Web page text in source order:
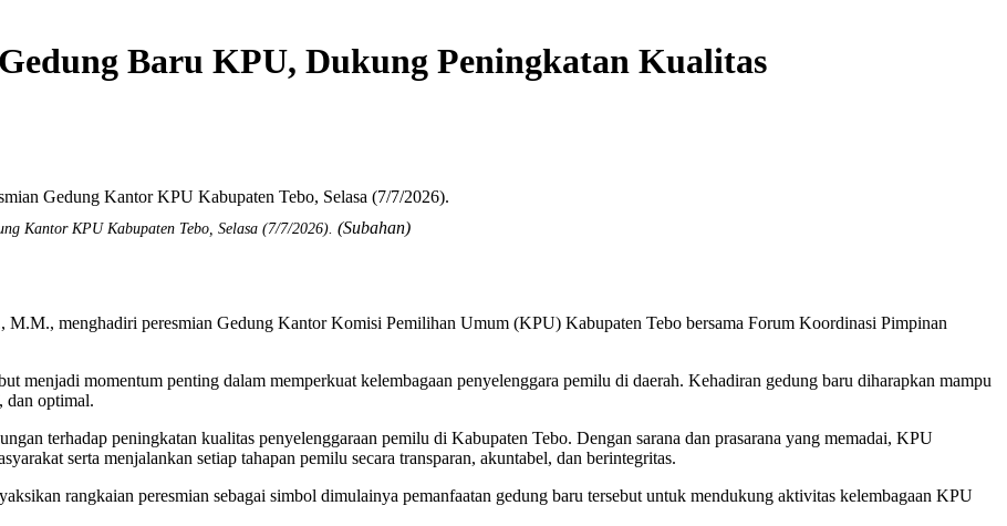
Baru KPU, Dukung Peningkatan Kualitas
Kantor KPU Kabupaten Tebo, Selasa (7/7/2026). (Subahan)
menghadiri peresmian Gedung Kantor Komisi Pemilihan Umum (KPU) Kabupaten Tebo bersama Forum Koordinasi Pimpinan
menjadi momentum penting dalam memperkuat kelembagaan penyelenggara pemilu di daerah. Kehadiran gedung baru diharapkan mampu
dan optimal.
terhadap peningkatan kualitas penyelenggaraan pemilu di Kabupaten Tebo. Dengan sarana dan prasarana yang memadai, KPU
serta menjalankan setiap tahapan pemilu secara transparan, akuntabel, dan berintegritas.
rangkaian peresmian sebagai simbol dimulainya pemanfaatan gedung baru tersebut untuk mendukung aktivitas kelembagaan KPU